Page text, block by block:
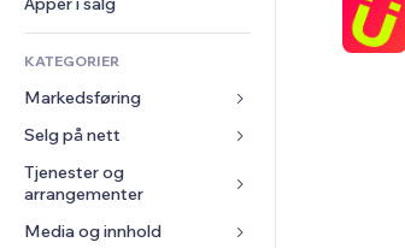
KATEGORIER
Markedsføring
Annonser
Mobil
Analyser
Sosiale medier
Selg på nett
Apper for butikker
Frakt og levering
Selg-knapper
Tjenester og
arrangementer
Hoteller
Media og innhold